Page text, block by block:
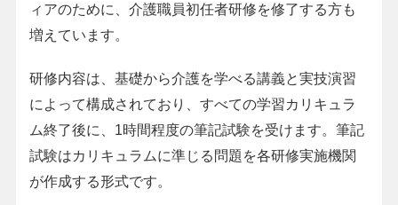
ィアのために、介護職員初任者研修を修了する方も
増えています。
研修内容は、基礎から介護を学べる講義と実技演習
によって構成されており、すべての学習カリキュラ
ム終了後に、1時間程度の筆記試験を受けます。筆記
試験はカリキュラムに準じる問題を各研修実施機関
が作成する形式です。